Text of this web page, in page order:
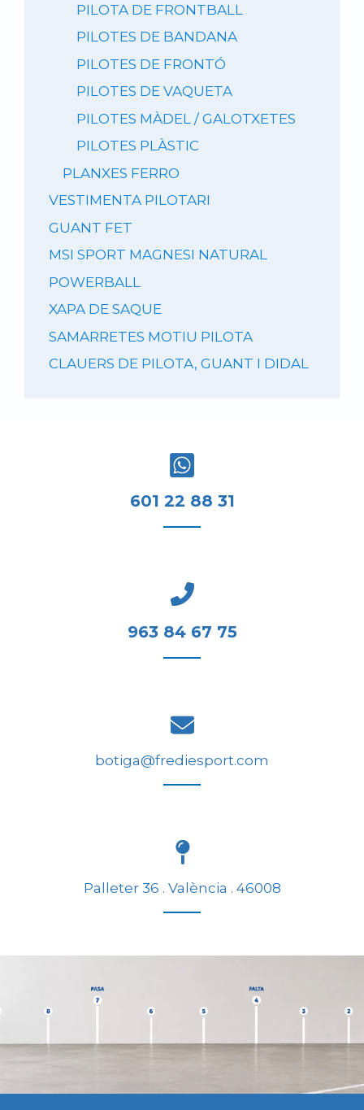
PILOTA DE FRONTBALL
PILOTES DE BANDANA
PILOTES DE FRONTÓ
PILOTES DE VAQUETA
PILOTES MÀDEL / GALOTXETES
PILOTES PLÀSTIC
PLANXES FERRO
VESTIMENTA PILOTARI
GUANT FET
MSI SPORT MAGNESI NATURAL
POWERBALL
XAPA DE SAQUE
SAMARRETES MOTIU PILOTA
CLAUERS DE PILOTA, GUANT I DIDAL
601 22 88 31
963 84 67 75
botiga@frediesport.com
Palleter 36 . València . 46008